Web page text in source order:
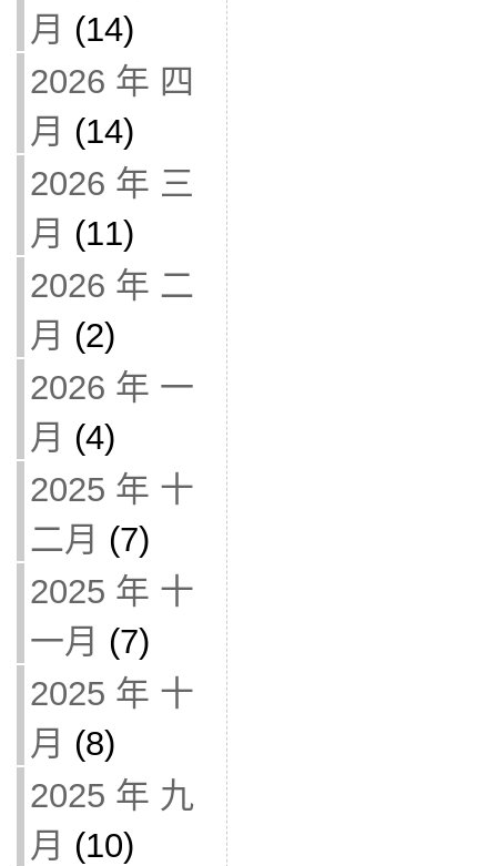
月 (14)
2026 年 四
月 (14)
2026 年 三
月 (11)
2026 年 二
月 (2)
2026 年 一
月 (4)
2025 年 十
二月 (7)
2025 年 十
一月 (7)
2025 年 十
月 (8)
2025 年 九
月 (10)